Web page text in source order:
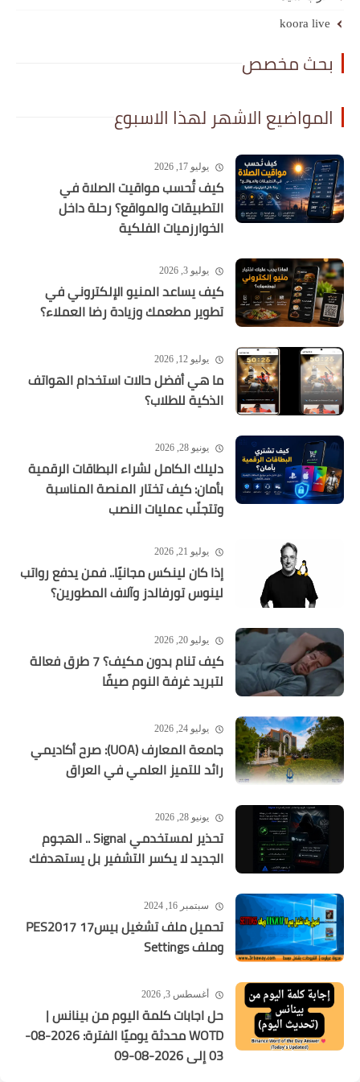
koora live
بحث مخصص
المواضيع الاشهر لهذا الاسبوع
يوليو 17, 2026
كيف تُحسب مواقيت الصلاة في
التطبيقات والمواقع؟ رحلة داخل
الخوارزميات الفلكية
يوليو 3, 2026
كيف يساعد المنيو الإلكتروني في
تطوير مطعمك وزيادة رضا العملاء؟
يوليو 12, 2026
ما هي أفضل حالات استخدام الهواتف
الذكية للطلاب؟
يونيو 28, 2026
دليلك الكامل لشراء البطاقات الرقمية
بأمان: كيف تختار المنصة المناسبة
وتتجنّب عمليات النصب
يوليو 21, 2026
إذا كان لينكس مجانيًا.. فمن يدفع رواتب
لينوس تورفالدز وآلاف المطورين؟
يوليو 20, 2026
كيف تنام بدون مكيف؟ 7 طرق فعالة
لتبريد غرفة النوم صيفًا
يوليو 24, 2026
جامعة المعارف (UOA): صرح أكاديمي
رائد للتميز العلمي في العراق
يونيو 28, 2026
تحذير لمستخدمي Signal .. الهجوم
الجديد لا يكسر التشفير بل يستهدفك
سبتمبر 16, 2024
تحميل ملف تشغيل بيس17 PES2017
وملف Settings
أغسطس 3, 2026
حل اجابات كلمة اليوم من بينانس |
WOTD محدثة يوميًا الفترة: 2026-08-
03 إلى 2026-08-09